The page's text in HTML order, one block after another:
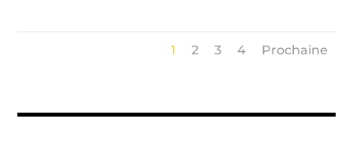
1 2 3 4 Prochaine